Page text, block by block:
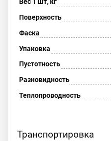
Поверхность
Фаска
Упаковка
Пустотность
Разновидность
Теплопроводность
Транспортировка